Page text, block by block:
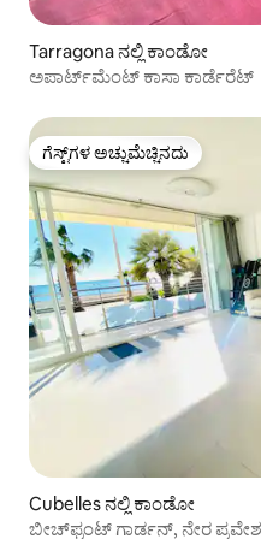
Tarragona ನಲ್ಲಿ ಕಾಂಡೋ
ಅಪಾರ್ಟ್‌ಮೆಂಟ್ ಕಾಸಾ ಕಾರ್ಡೆರೆಟ್
ಗೆಸ್ಟ್‌ಗಳ ಅಚ್ಚುಮೆಚ್ಚಿನದು
ಗೆಸ್ಟ್‌ಗಳ ಅಚ್ಚುಮೆಚ್ಚಿನದು
Cubelles ನಲ್ಲಿ ಕಾಂಡೋ
ಬೀಚ್‌ಫ್ರಂಟ್ ಗಾರ್ಡನ್, ನೇರ